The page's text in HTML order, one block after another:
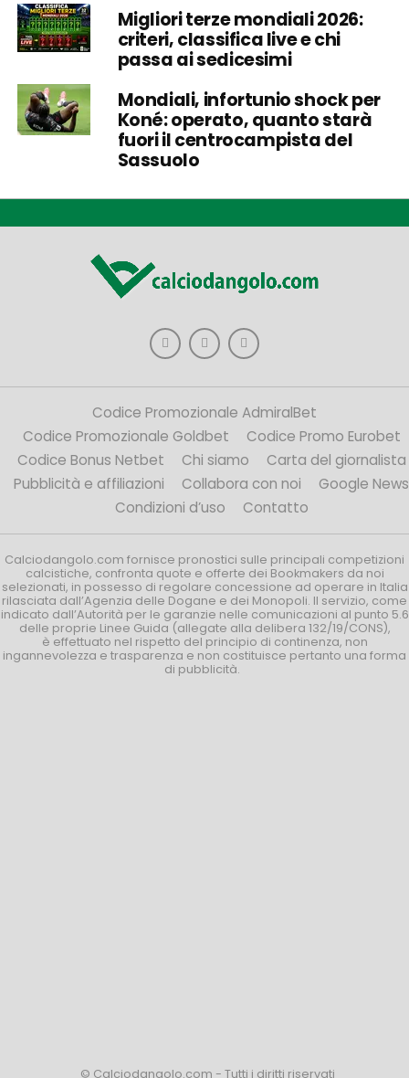
Migliori terze mondiali 2026:
criteri, classifica live e chi
passa ai sedicesimi
Mondiali, infortunio shock per
Koné: operato, quanto starà
fuori il centrocampista del
Sassuolo
Codice Promozionale AdmiralBet
Codice Promozionale Goldbet
Codice Promo Eurobet
Codice Bonus Netbet
Chi siamo
Carta del giornalista
Pubblicità e affiliazioni
Collabora con noi
Google News
Condizioni d’uso
Contatto
Calciodangolo.com fornisce pronostici sulle principali competizioni
calcistiche, confronta quote e offerte dei Bookmakers da noi
selezionati, in possesso di regolare concessione ad operare in Italia
rilasciata dall’Agenzia delle Dogane e dei Monopoli. Il servizio, come
indicato dall’Autorità per le garanzie nelle comunicazioni al punto 5.6
delle proprie Linee Guida (allegate alla delibera 132/19/CONS),
è effettuato nel rispetto del principio di continenza, non
ingannevolezza e trasparenza e non costituisce pertanto una forma
di pubblicità.
© Calciodangolo.com - Tutti i diritti riservati